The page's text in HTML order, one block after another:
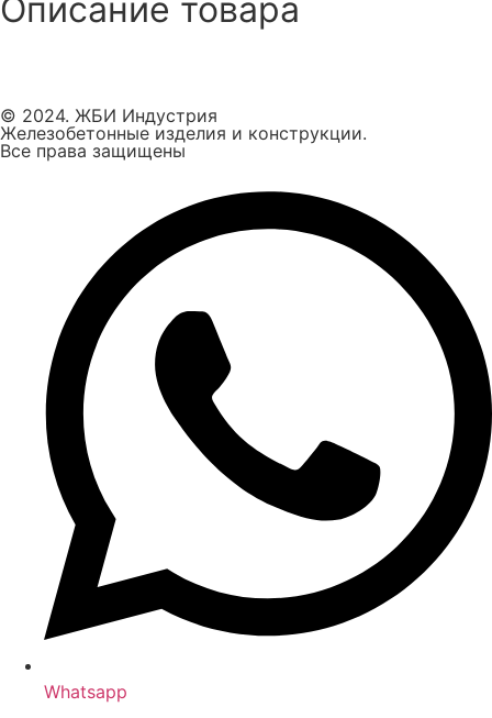
Описание товара
© 2024. ЖБИ Индустрия
Железобетонные изделия и конструкции.
Все права защищены
Whatsapp